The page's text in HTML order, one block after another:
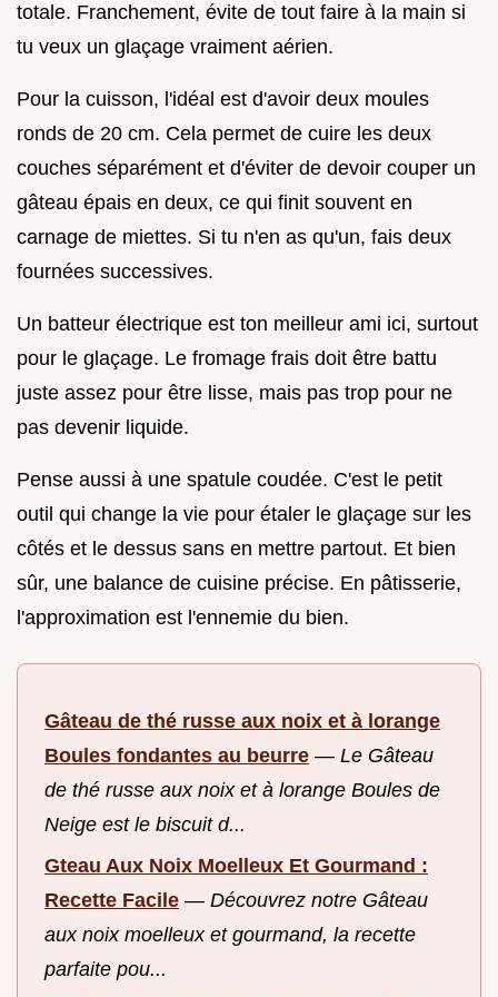
totale. Franchement, évite de tout faire à la main si
tu veux un glaçage vraiment aérien.
Pour la cuisson, l'idéal est d'avoir deux moules
ronds de 20 cm. Cela permet de cuire les deux
couches séparément et d'éviter de devoir couper un
gâteau épais en deux, ce qui finit souvent en
carnage de miettes. Si tu n'en as qu'un, fais deux
fournées successives.
Un batteur électrique est ton meilleur ami ici, surtout
pour le glaçage. Le fromage frais doit être battu
juste assez pour être lisse, mais pas trop pour ne
pas devenir liquide.
Pense aussi à une spatule coudée. C'est le petit
outil qui change la vie pour étaler le glaçage sur les
côtés et le dessus sans en mettre partout. Et bien
sûr, une balance de cuisine précise. En pâtisserie,
l'approximation est l'ennemie du bien.
Gâteau de thé russe aux noix et à lorange
Boules fondantes au beurre — Le Gâteau
de thé russe aux noix et à lorange Boules de
Neige est le biscuit d...
Gteau Aux Noix Moelleux Et Gourmand :
Recette Facile — Découvrez notre Gâteau
aux noix moelleux et gourmand, la recette
parfaite pou...